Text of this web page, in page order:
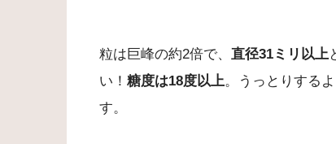
粒は巨峰の約2倍で、 直径31ミリ以上
い！ 糖度は18度以上。うっとりする
す。